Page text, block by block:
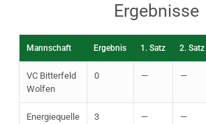
Ergebnisse
Mannschaft Ergebnis 1. Satz 2. Satz
VC Bitterfeld
Wolfen
0 — —
Energiequelle
3 — —